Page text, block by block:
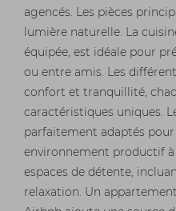
agencés. Les pièces
lumière naturelle. La
équipée, est idéale pour
ou entre amis. Les
confort et tranquillité,
caractéristiques uniques.
parfaitement adaptés
environnement productif
espaces de détente,
relaxation. Un